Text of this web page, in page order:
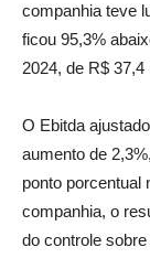
companhia teve
ficou 95,3%
2024, de R$ 37,4
O Ebitda
aumento de
ponto porcentual
companhia, o
do controle